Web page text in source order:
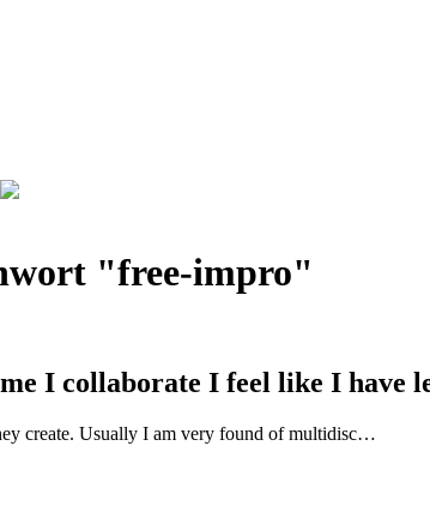
"free-impro"
I collaborate I feel like I have
create. Usually I am very found of multidisc…